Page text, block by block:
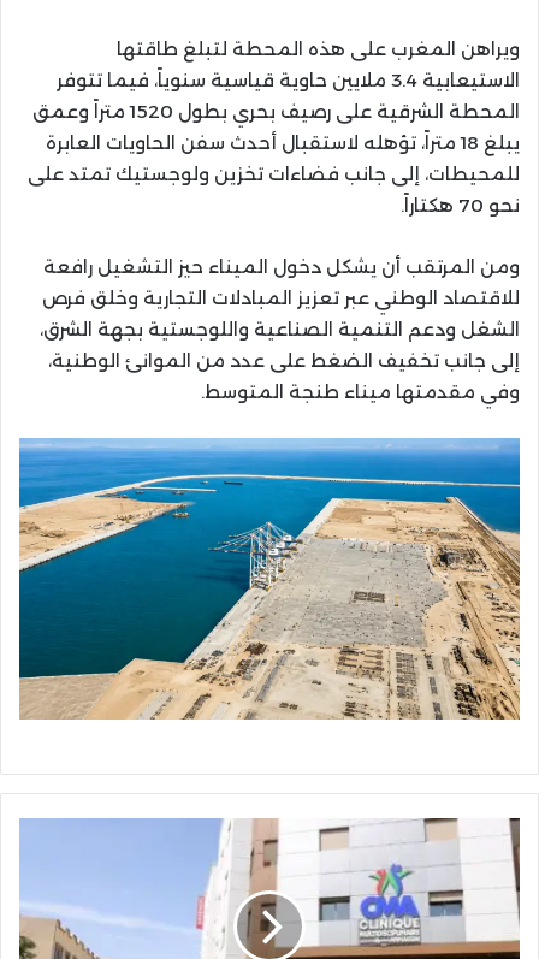
ويراهن المغرب على هذه المحطة لتبلغ طاقتها
الاستيعابية 3.4 ملايين حاوية قياسية سنوياً، فيما تتوفر
المحطة الشرقية على رصيف بحري بطول 1520 متراً وعمق
يبلغ 18 متراً، تؤهله لاستقبال أحدث سفن الحاويات العابرة
للمحيطات، إلى جانب فضاءات تخزين ولوجستيك تمتد على
نحو 70 هكتاراً.
ومن المرتقب أن يشكل دخول الميناء حيز التشغيل رافعة
للاقتصاد الوطني عبر تعزيز المبادلات التجارية وخلق فرص
الشغل ودعم التنمية الصناعية واللوجستية بجهة الشرق،
إلى جانب تخفيف الضغط على عدد من الموانئ الوطنية،
وفي مقدمتها ميناء طنجة المتوسط.
افتتاح
مصحة
النسيم
متعددة
التخصصات